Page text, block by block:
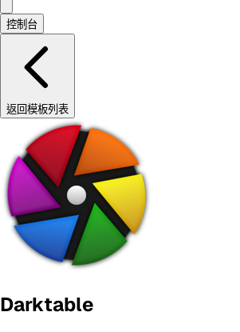
控制台
返回模板列表
Darktable